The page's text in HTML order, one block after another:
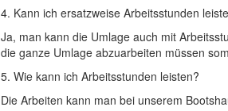
4. Kann ich ersatzweise Arbeitsstunden
Ja, man kann die Umlage auch mit
die ganze Umlage abzuarbeiten müssen
5. Wie kann ich Arbeitsstunden leisten?
Die Arbeiten kann man bei unserem